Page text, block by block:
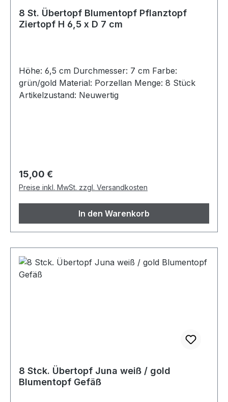
8 St. Übertopf Blumentopf Pflanztopf
Ziertopf H 6,5 x D 7 cm
Höhe: 6,5 cm Durchmesser: 7 cm Farbe:
grün/gold Material: Porzellan Menge: 8 Stück
Artikelzustand: Neuwertig
Regulärer Preis:
15,00 €
Preise inkl. MwSt. zzgl. Versandkosten
In den Warenkorb
8 Stck. Übertopf Juna weiß / gold
Blumentopf Gefäß